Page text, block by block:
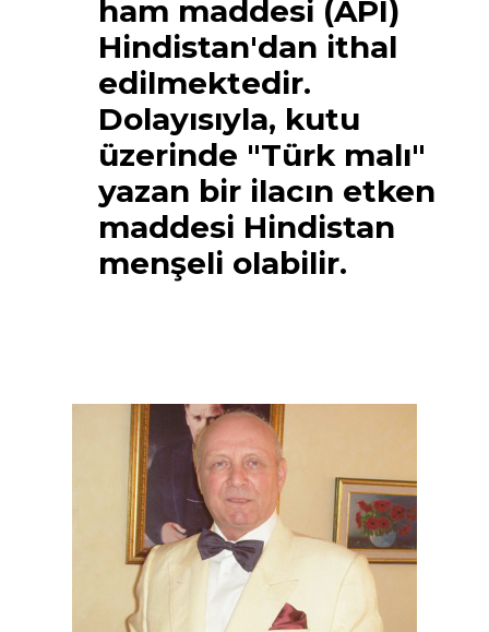
ham maddesi (API)
Hindistan'dan ithal
edilmektedir.
Dolayısıyla, kutu
üzerinde "Türk malı"
yazan bir ilacın etken
maddesi Hindistan
menşeli olabilir.